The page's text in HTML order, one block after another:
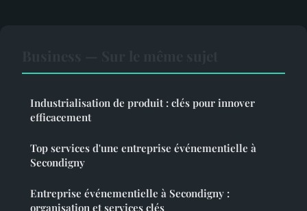
Industrialisation de produit : clés pour innover
efficacement
Top services d'une entreprise événementielle à
Secondigny
Entreprise événementielle à Secondigny :
organisation et services clés